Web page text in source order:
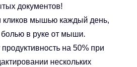
документов!
кликов мышью каждый день,
в руке от мыши.
на 50% при
нескольких